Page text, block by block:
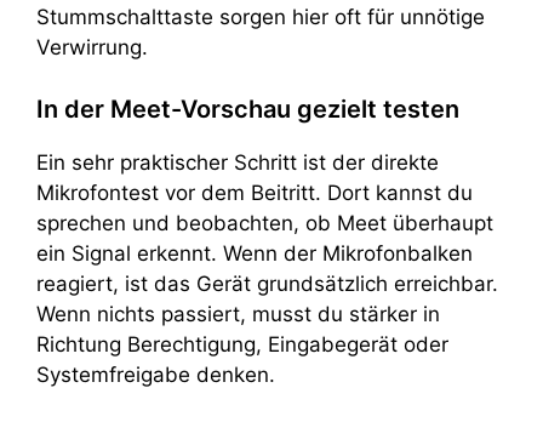
Stummschalttaste sorgen hier oft für unnötige
Verwirrung.
In der Meet-Vorschau gezielt testen
Ein sehr praktischer Schritt ist der direkte
Mikrofontest vor dem Beitritt. Dort kannst du
sprechen und beobachten, ob Meet überhaupt
ein Signal erkennt. Wenn der Mikrofonbalken
reagiert, ist das Gerät grundsätzlich erreichbar.
Wenn nichts passiert, musst du stärker in
Richtung Berechtigung, Eingabegerät oder
Systemfreigabe denken.